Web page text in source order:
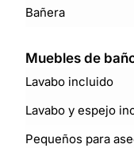
Bañera
Muebles de
Lavabo incluido
Lavabo y espejo
Pequeños para